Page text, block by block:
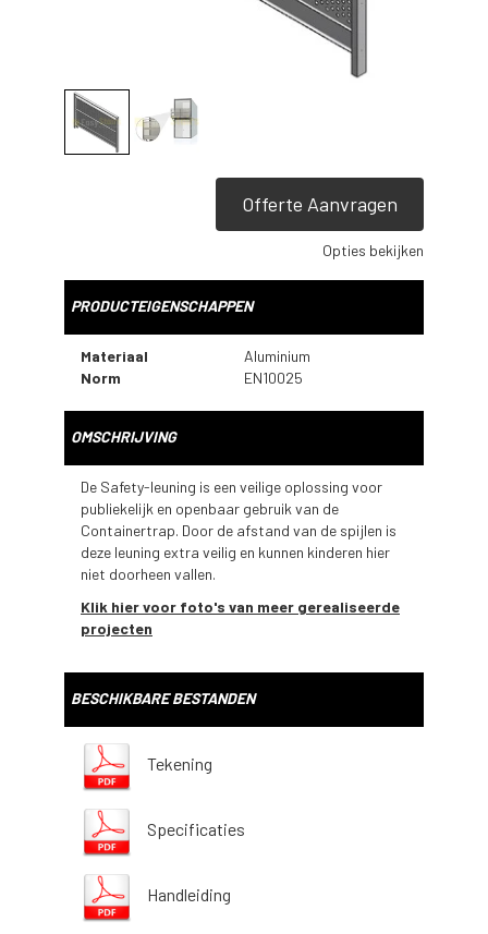
Offerte Aanvragen
Opties bekijken
PRODUCTEIGENSCHAPPEN
Materiaal
Aluminium
Norm
EN10025
OMSCHRIJVING
De Safety-leuning is een veilige oplossing voor
publiekelijk en openbaar gebruik van de
Containertrap. Door de afstand van de spijlen is
deze leuning extra veilig en kunnen kinderen hier
niet doorheen vallen.
Klik hier voor foto's van meer gerealiseerde
projecten
BESCHIKBARE BESTANDEN
Tekening
Specificaties
Handleiding